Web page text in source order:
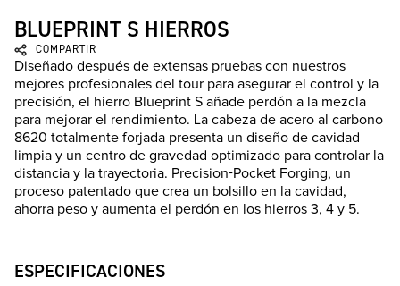
BLUEPRINT S HIERROS
COMPARTIR
Diseñado después de extensas pruebas con nuestros
mejores profesionales del tour para asegurar el control y la
precisión, el hierro Blueprint S añade perdón a la mezcla
para mejorar el rendimiento. La cabeza de acero al carbono
8620 totalmente forjada presenta un diseño de cavidad
limpia y un centro de gravedad optimizado para controlar la
distancia y la trayectoria. Precision-Pocket Forging, un
proceso patentado que crea un bolsillo en la cavidad,
ahorra peso y aumenta el perdón en los hierros 3, 4 y 5.
ESPECIFICACIONES